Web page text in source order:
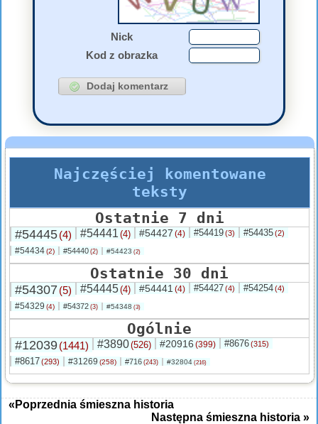
Nick
Kod z obrazka
Najczęściej komentowane
teksty
Ostatnie 7 dni
#54445(4) #54441 (4) #54427 (4) #54419(3) #54435(2)
#54434(2) #54440 (2) #54423 (2)
Ostatnie 30 dni
#54307 (5) #54445(4) #54441 (4) #54427(4) #54254(4)
#54329 (4) #54372 (3) #54348 (3)
Ogólnie
#12039(1441) #3890(526) #20916 (399) #8676(315)
#8617(293) #31269 (258) #716 (243) #32804 (216)
«Poprzednia śmieszna historia
Następna śmieszna historia »